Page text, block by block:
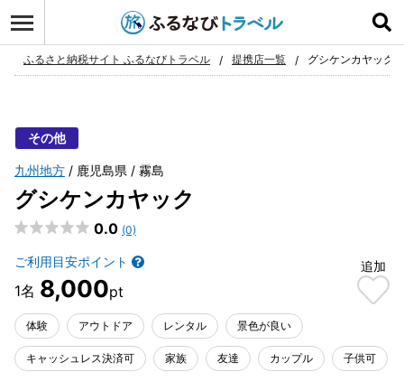
お気に入り
ふるさと納税サイト ふるなびトラベル 提携店一覧 グシケンカヤック
その他
九州地方 鹿児島県 霧島
グシケンカヤック
0.0 (0)
ご利用目安ポイント
8,000
追加
体験 アウトドア レンタル 景色が良い
キャッシュレス決済可 家族 友達 カップル 子供可